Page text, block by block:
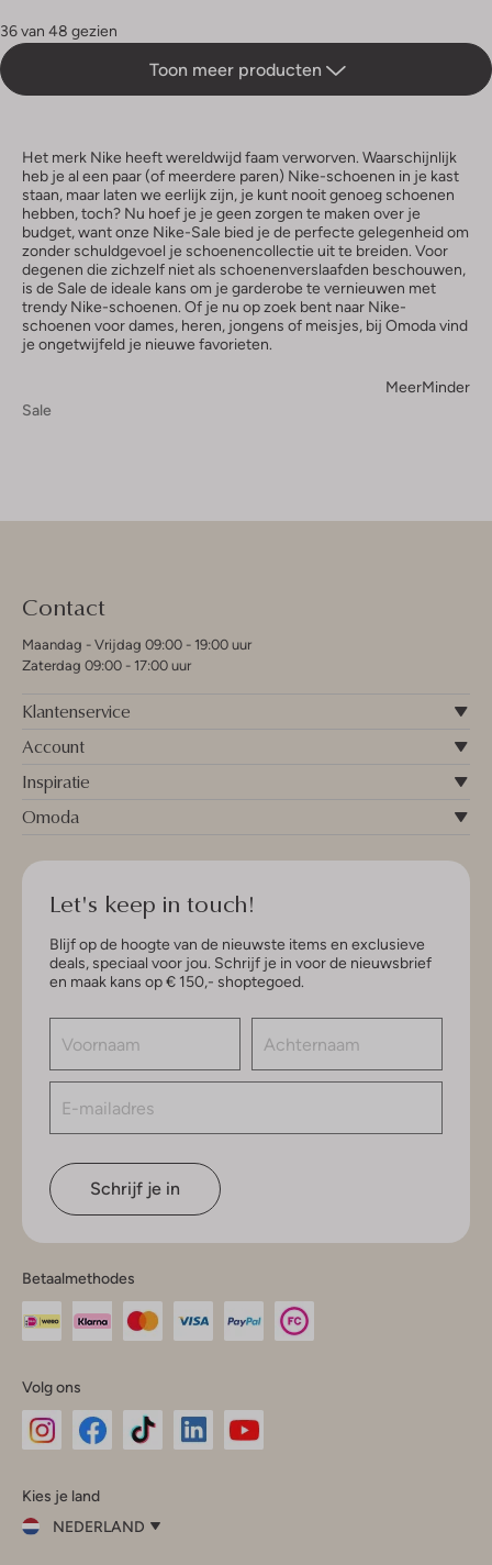
36 van 48 gezien
Toon meer producten
Het merk Nike heeft wereldwijd faam verworven. Waarschijnlijk
heb je al een paar (of meerdere paren) Nike-schoenen in je kast
staan, maar laten we eerlijk zijn, je kunt nooit genoeg schoenen
hebben, toch? Nu hoef je je geen zorgen te maken over je
budget, want onze Nike-Sale bied je de perfecte gelegenheid om
zonder schuldgevoel je schoenencollectie uit te breiden. Voor
degenen die zichzelf niet als schoenenverslaafden beschouwen,
is de Sale de ideale kans om je garderobe te vernieuwen met
trendy Nike-schoenen. Of je nu op zoek bent naar Nike-
schoenen voor dames, heren, jongens of meisjes, bij Omoda vind
je ongetwijfeld je nieuwe favorieten.
MeerMinder
Sale
Contact
Maandag - Vrijdag 09:00 - 19:00 uur
Zaterdag 09:00 - 17:00 uur
Klantenservice
Account
Inspiratie
Omoda
Let's keep in touch!
Blijf op de hoogte van de nieuwste items en exclusieve
deals, speciaal voor jou. Schrijf je in voor de nieuwsbrief
en maak kans op € 150,- shoptegoed.
Schrijf je in
Betaalmethodes
Volg ons
InstagramFacebook
Kies je land
NEDERLAND